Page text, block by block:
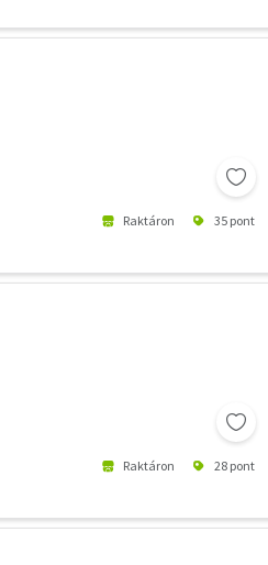
Raktáron 35 pont
Raktáron 28 pont